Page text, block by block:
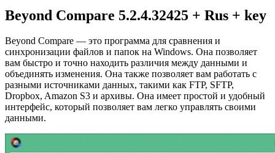
Beyond Compare 5.2.4.32425 + Rus + key
Beyond Compare — это программа для сравнения и
синхронизации файлов и папок на Windows. Она позволяет
вам быстро и точно находить различия между данными и
объединять изменения. Она также позволяет вам работать с
разными источниками данных, такими как FTP, SFTP,
Dropbox, Amazon S3 и архивы. Она имеет простой и удобный
интерфейс, который позволяет вам легко управлять своими
данными.